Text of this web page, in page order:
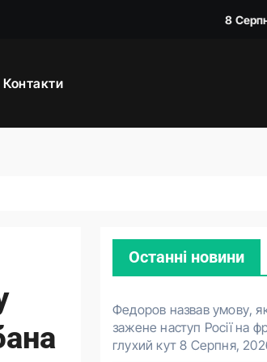
8
Контакти
Останні новини
Федоров назвав умову,
зажене наступ Росії на
глухий кут 8 Серпня,